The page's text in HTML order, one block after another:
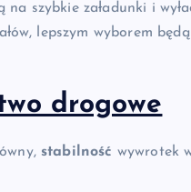
szybkie załadunki i
lepszym wyborem
drogowe
stabilność wywrotek